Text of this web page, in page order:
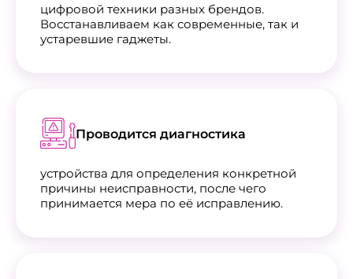
цифровой техники разных брендов.
Восстанавливаем как современные, так и
устаревшие гаджеты.
Проводится диагностика
устройства для определения конкретной
причины неисправности, после чего
принимается мера по её исправлению.